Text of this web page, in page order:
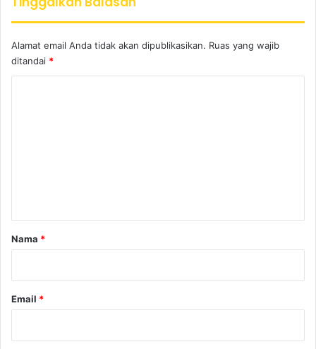
Alamat email Anda tidak akan dipublikasikan. Ruas yang wajib
ditandai *
rNama *
Email *